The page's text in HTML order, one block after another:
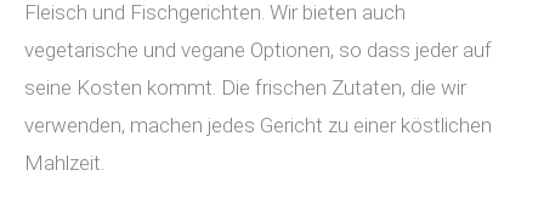
Fleisch und Fischgerichten. Wir bieten auch
vegetarische und vegane Optionen, so dass jeder auf
seine Kosten kommt. Die frischen Zutaten, die wir
verwenden, machen jedes Gericht zu einer köstlichen
Mahlzeit.